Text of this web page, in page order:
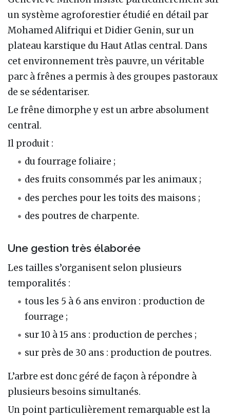
un système agroforestier étudié en détail par
Mohamed Alifriqui et Didier Genin, sur un
plateau karstique du Haut Atlas central. Dans
cet environnement très pauvre, un véritable
parc à frênes a permis à des groupes pastoraux
de se sédentariser.
Le frêne dimorphe y est un arbre absolument
central.
Il produit :
du fourrage foliaire ;
des fruits consommés par les animaux ;
des perches pour les toits des maisons ;
des poutres de charpente.
Une gestion très élaborée
Les tailles s’organisent selon plusieurs
temporalités :
tous les 5 à 6 ans environ : production de
fourrage ;
sur 10 à 15 ans : production de perches ;
sur près de 30 ans : production de poutres.
L’arbre est donc géré de façon à répondre à
plusieurs besoins simultanés.
Un point particulièrement remarquable est la